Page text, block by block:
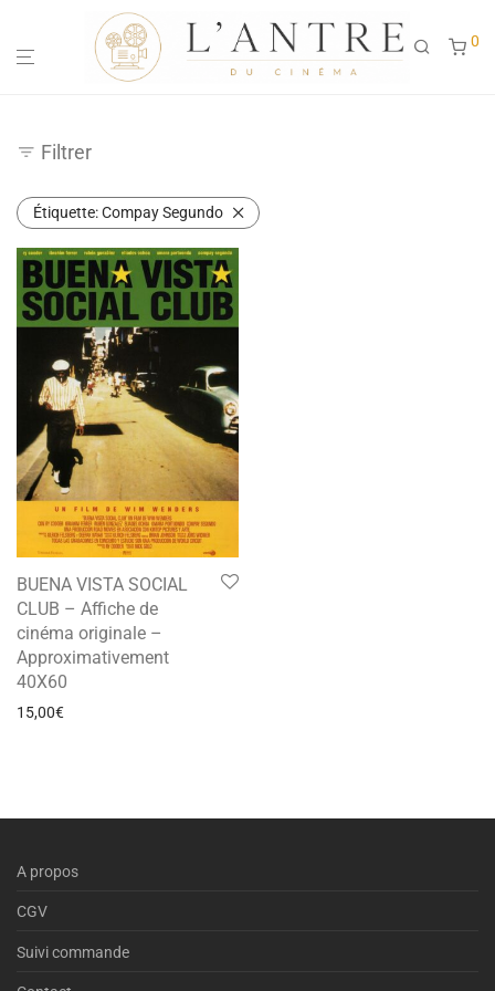
0
Filtrer
Étiquette:Compay Segundo
BUENA VISTA SOCIAL
CLUB – Affiche de
cinéma originale –
Approximativement
40X60
15,00€
A propos
CGV
Suivi commande